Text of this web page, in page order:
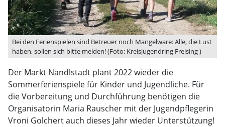
Bei den Ferienspielen sind Betreuer noch Mangelware: Alle, die Lust
haben, sollen sich bitte melden! (Foto: Kreisjugendring Freising )
Der Markt Nandlstadt plant 2022 wieder die
Sommerferienspiele für Kinder und Jugendliche. Für
die Vorbereitung und Durchführung benötigen die
Organisatorin Maria Rauscher mit der Jugendpflegerin
Vroni Golchert auch dieses Jahr wieder Unterstützung!